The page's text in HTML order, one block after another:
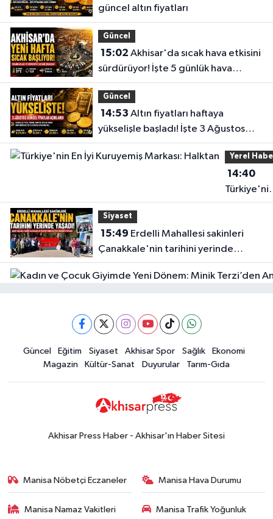
güncel altın fiyatları
Güncel
15:02
sürdürüyor! İşte 5 günlük hava
durumu
Güncel
14:53
yükselişle başladı! İşte 3 Ağustos
güncel fiyatlar
Yerel
14:40
En İyi
Markası:
Halktan
Siyaset
15:49
Çanakkale'nin tarihini yerinde
yaşadı
Güncel
18:57Akhisar'da Atatürk
Mahallesi'nde yine 6 saatlik elektrik
kesintisi
18:50Akhisar'da Cumhuriyet
kesintisi uygulanacak
Akhisar Spor
Güncel Eğitim Siyaset Akhisar Spor Sağlık
Ekonomi
Magazin
Kültür-Sanat Duyurular Tarım-Gıda
Akhisar Press Haber - Akhisar'ın Haber Sitesi
Manisa Nöbetçi Eczaneler Manisa Hava Durumu
Manisa Namaz Vakitleri
Manisa Trafik Yoğunluk